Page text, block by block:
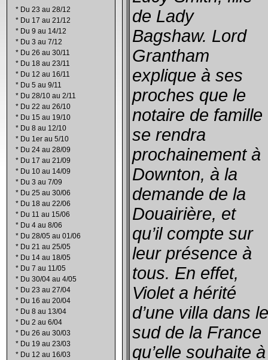
* Du 23 au 28/12
* Du 17 au 21/12
* Du 9 au 14/12
* Du 3 au 7/12
* Du 26 au 30/11
* Du 18 au 23/11
* Du 12 au 16/11
* Du 5 au 9/11
* Du 28/10 au 2/11
* Du 22 au 26/10
* Du 15 au 19/10
* Du 8 au 12/10
* Du 1er au 5/10
* Du 24 au 28/09
* Du 17 au 21/09
* Du 10 au 14/09
* Du 3 au 7/09
* Du 25 au 30/06
* Du 18 au 22/06
* Du 11 au 15/06
* Du 4 au 8/06
* Du 28/05 au 01/06
* Du 21 au 25/05
* Du 14 au 18/05
* Du 7 au 11/05
* Du 30/04 au 4/05
* Du 23 au 27/04
* Du 16 au 20/04
* Du 8 au 13/04
* Du 2 au 6/04
* Du 26 au 30/03
* Du 19 au 23/03
* Du 12 au 16/03
de Lady
Bagshaw. Lord
Grantham
explique à ses
proches que le
notaire de famille
se rendra
prochainement à
Downton, à la
demande de la
Douairière, et
qu’il compte sur
leur présence à
tous. En effet,
Violet a hérité
d’une villa dans le
sud de la France
qu’elle souhaite à